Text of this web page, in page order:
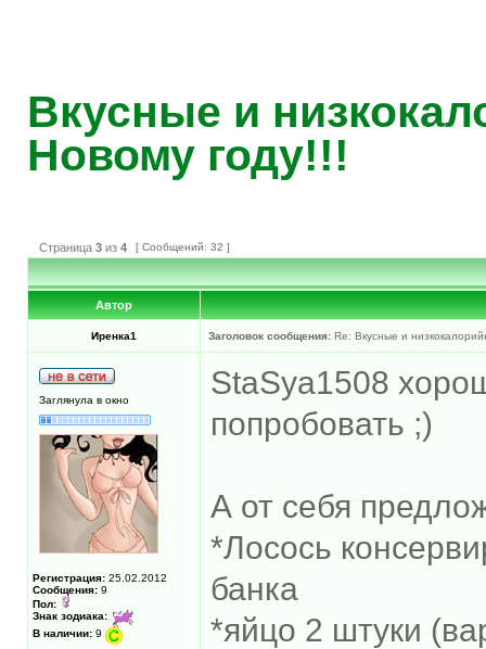
Вкусные и
Новому году!!!
Страница 3 из 4 [ Сообщений: 32 ]
Автор
Иренка1 Заголовок сообщения: Re: Вкусные и
Заглянула в окно
Регистрация: 25.02.2012
Сообщения: 9
Пол:
Знак зодиака:
В наличии: 9
StaSya1508
попробовать ;)
А от себя
*Лосось
банка
*яйцо 2 штуки